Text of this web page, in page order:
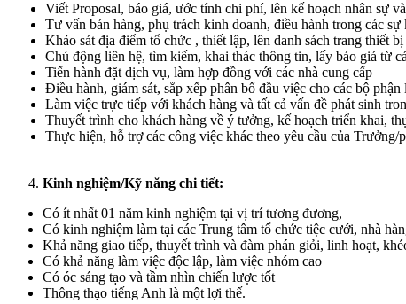
Viết Proposal, báo giá, ước tính chi phí, lên kế hoạch nhân sự
Tư vấn bán hàng, phụ trách kinh doanh, điều hành trong các sự
Khảo sát địa điểm tổ chức , thiết lập, lên danh sách trang thiết
Chủ động liên hệ, tìm kiếm, khai thác thông tin, lấy báo giá từ
Tiến hành đặt dịch vụ, làm hợp đồng với các nhà cung cấp
Điều hành, giám sát, sắp xếp phân bổ đầu việc cho các bộ phận
Làm việc trực tiếp với khách hàng và tất cả vấn đề phát sinh
Thuyết trình cho khách hàng về ý tưởng, kế hoạch triển khai,
Thực hiện, hỗ trợ các công việc khác theo yêu cầu của Trưởng/
Kinh nghiệm/Kỹ năng chi tiết:
Có ít nhất 01 năm kinh nghiệm tại vị trí tương đương,
Có kinh nghiệm làm tại các Trung tâm tổ chức tiệc cưới, nhà
Khả năng giao tiếp, thuyết trình và đàm phán giỏi, linh hoạt,
Có khả năng làm việc độc lập, làm việc nhóm cao
Có óc sáng tạo và tầm nhìn chiến lược tốt
Thông thạo tiếng Anh là một lợi thế.